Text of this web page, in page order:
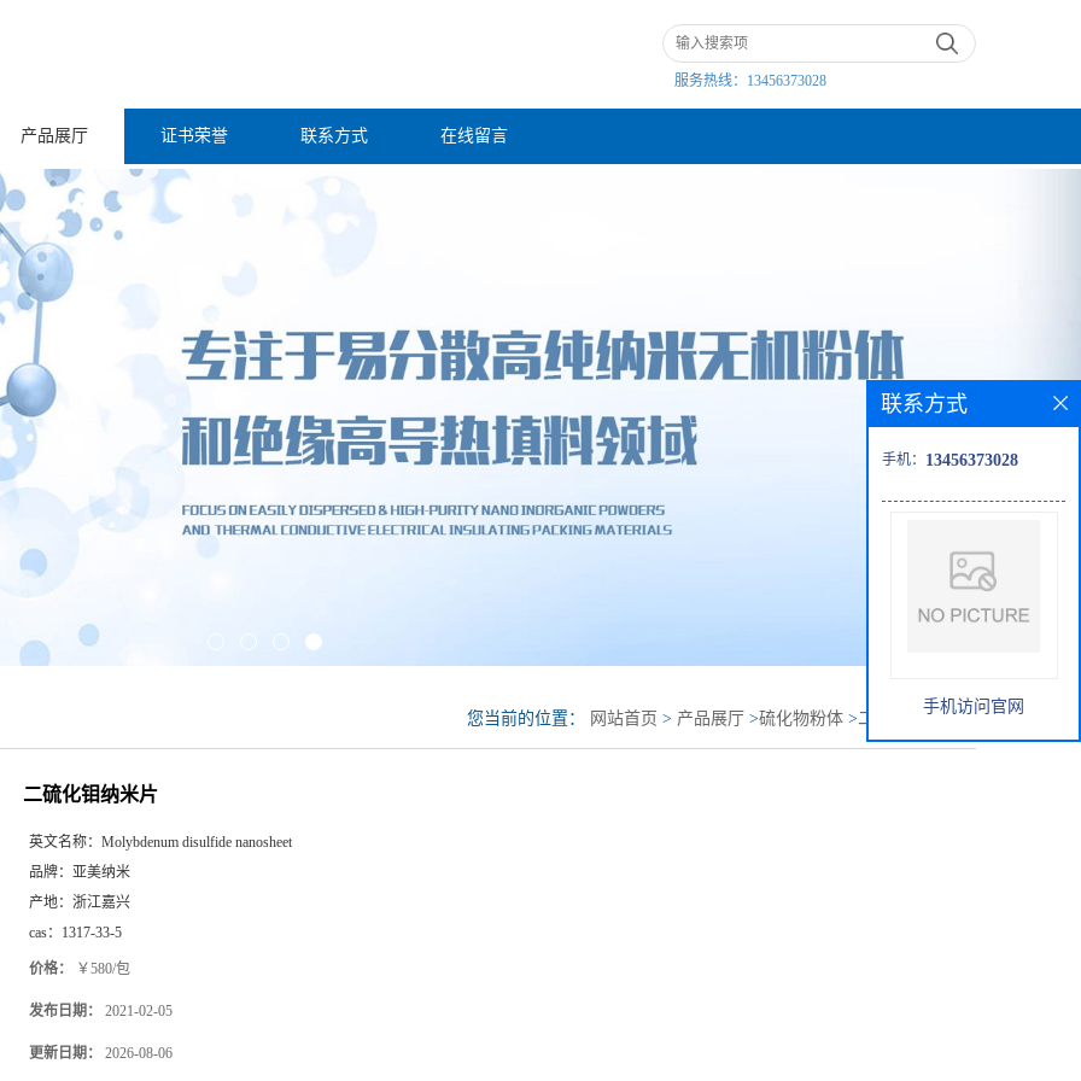
服务热线： 13456373028
产品展厅 证书荣誉 联系方式 在线留言
您当前的位置： 网站首页 > 产品展厅 >硫化物粉体 > 二硫化钼纳米片
二硫化钼纳米片
英文名称： Molybdenum disulfide nanosheet
品牌： 亚美纳米
产地： 浙江嘉兴
cas： 1317-33-5
价格： ￥580/包
发布日期： 2021-02-05
更新日期： 2026-08-06
联系方式
手机： 13456373028
手机访问官网